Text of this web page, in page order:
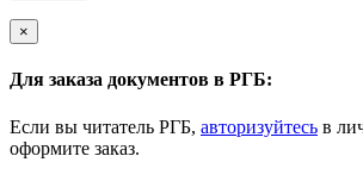
×
Для заказа документов в РГБ:
Если вы читатель РГБ, авторизуйтесь в
оформите заказ.